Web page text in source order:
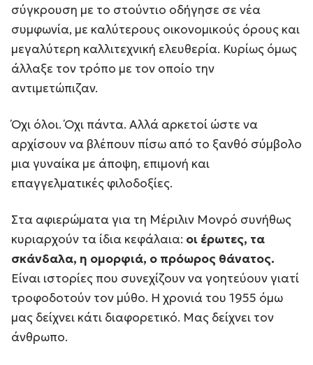
σύγκρουση με το στούντιο οδήγησε σε νέα
συμφωνία, με καλύτερους οικονομικούς όρους και
μεγαλύτερη καλλιτεχνική ελευθερία. Κυρίως όμως
άλλαξε τον τρόπο με τον οποίο την
αντιμετώπιζαν.
Όχι όλοι. Όχι πάντα. Αλλά αρκετοί ώστε να
αρχίσουν να βλέπουν πίσω από το ξανθό σύμβολο
μια γυναίκα με άποψη, επιμονή και
επαγγελματικές φιλοδοξίες.
Στα αφιερώματα για τη Μέριλιν Μονρό συνήθως
κυριαρχούν τα ίδια κεφάλαια: οι έρωτες, τα
σκάνδαλα, η ομορφιά, ο πρόωρος θάνατος.
Είναι ιστορίες που συνεχίζουν να γοητεύουν γιατί
τροφοδοτούν τον μύθο. Η χρονιά του 1955 όμω
μας δείχνει κάτι διαφορετικό. Μας δείχνει τον
άνθρωπο.